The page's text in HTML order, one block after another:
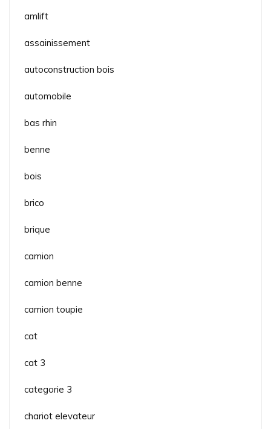
amlift
assainissement
autoconstruction bois
automobile
bas rhin
benne
bois
brico
brique
camion
camion benne
camion toupie
cat
cat 3
categorie 3
chariot elevateur